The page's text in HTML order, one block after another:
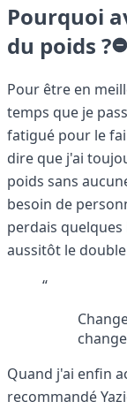
Pourquoi
du poids ?
Pour être en
temps que je
fatigué pour le
dire que j'ai
poids sans
besoin de
perdais
aussitôt le
“
Quand j'ai enfin
recommandé